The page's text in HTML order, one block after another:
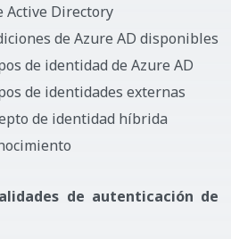
Active Directory
de Azure AD disponibles
de identidad de Azure AD
de identidades externas
de identidad híbrida
de autenticación de